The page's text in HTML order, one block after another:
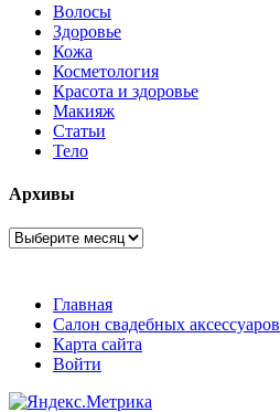
Волосы
Здоровье
Кожа
Косметология
Красота и здоровье
Макияж
Статьи
Тело
Архивы
Архивы
Главная
Салон свадебных аксессуаров
Карта сайта
Войти